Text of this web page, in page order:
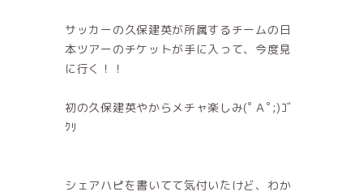
サッカーの久保建英が所属するチームの日
本ツアーのチケットが手に入って、今度見
に行く！！
初の久保建英やからメチャ楽しみ(ﾟＡﾟ;)ｺﾞ
ｸﾘ
シェアハピを書いてて気付いたけど、わか